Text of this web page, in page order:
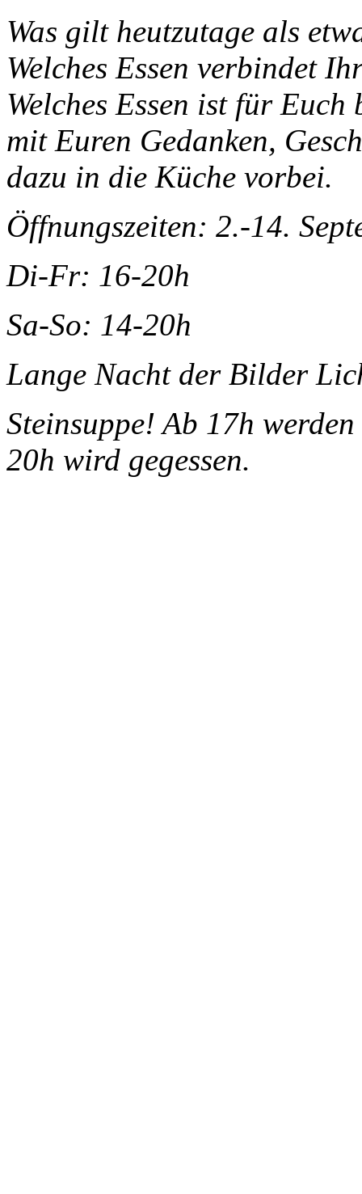
Was gilt heutzutage als
Welches Essen verbindet
Welches Essen ist für
mit Euren Gedanken,
dazu in die Küche vorbei.
Öffnungszeiten: 2.-14.
Di-Fr: 16-20h
Sa-So: 14-20h
Lange Nacht der Bilder
Steinsuppe! Ab 17h
20h wird gegessen.